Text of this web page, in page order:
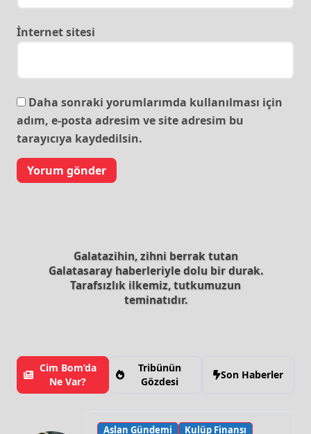
İnternet sitesi
Daha sonraki yorumlarımda kullanılması için
adım, e-posta adresim ve site adresim bu
tarayıcıya kaydedilsin.
Galatazihin, zihni berrak tutan
Galatasaray haberleriyle dolu bir durak.
Tarafsızlık ilkemiz, tutkumuzun
teminatıdır.
Cim Bom’da
Ne Var?
Tribünün
Gözdesi
Son Haberler
Aslan Gündemi Kulüp Finansı